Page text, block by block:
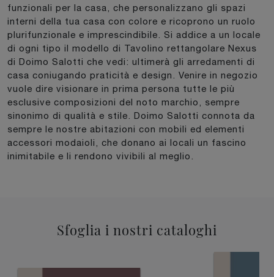
funzionali per la casa, che personalizzano gli spazi
interni della tua casa con colore e ricoprono un ruolo
plurifunzionale e imprescindibile. Si addice a un locale
di ogni tipo il modello di Tavolino rettangolare Nexus
di Doimo Salotti che vedi: ultimerà gli arredamenti di
casa coniugando praticità e design. Venire in negozio
vuole dire visionare in prima persona tutte le più
esclusive composizioni del noto marchio, sempre
sinonimo di qualità e stile. Doimo Salotti connota da
sempre le nostre abitazioni con mobili ed elementi
accessori modaioli, che donano ai locali un fascino
inimitabile e li rendono vivibili al meglio.
Sfoglia i nostri cataloghi